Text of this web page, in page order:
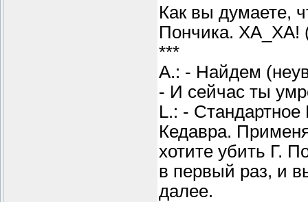
Как вы думаете,
Пончика. ХА_ХА!
***
A.: - Найдем
- И сейчас ты
L.: - Стандартное
Кедавра.
хотите убить Г.
в первый раз, и
далее.